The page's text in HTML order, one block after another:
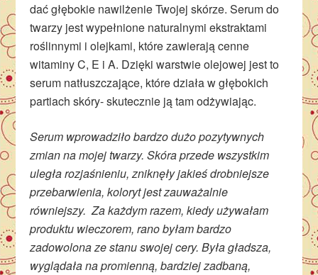
dać głębokie nawilżenie Twojej skórze. Serum do
twarzy jest wypełnione naturalnymi ekstraktami
roślinnymi i olejkami, które zawierają cenne
witaminy C, E i A. Dzięki warstwie olejowej jest to
serum natłuszczające, które działa w głębokich
partiach skóry- skutecznie ją tam odżywiając.
Serum wprowadziło bardzo dużo pozytywnych
zmian na mojej twarzy. Skóra przede wszystkim
uległa rozjaśnieniu, zniknęły jakieś drobniejsze
przebarwienia, koloryt jest zauważalnie
równiejszy. Za każdym razem, kiedy używałam
produktu wieczorem, rano byłam bardzo
zadowolona ze stanu swojej cery. Była gładsza,
wyglądała na promienną, bardziej zadbaną,